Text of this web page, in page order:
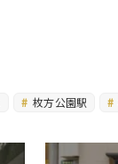
枚方公園駅